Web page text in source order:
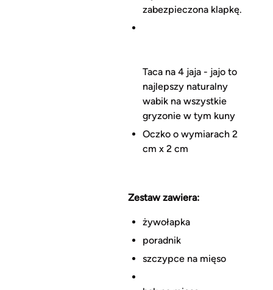
zabezpieczona klapkę.
Taca na 4 jaja - jajo to
najlepszy naturalny
wabik na wszystkie
gryzonie w tym kuny
Oczko o wymiarach 2
cm x 2 cm
Zestaw zawiera:
żywołapka
poradnik
szczypce na mięso